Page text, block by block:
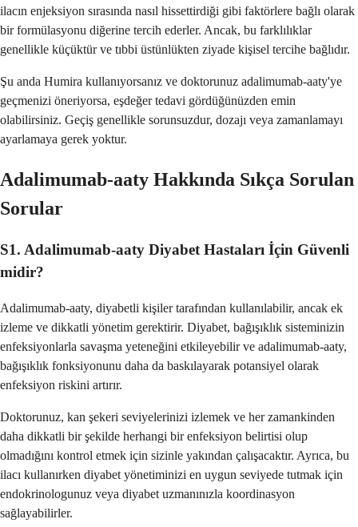
ilacın enjeksiyon sırasında nasıl hissettirdiği gibi faktörlere bağlı olarak
bir formülasyonu diğerine tercih ederler. Ancak, bu farklılıklar
genellikle küçüktür ve tıbbi üstünlükten ziyade kişisel tercihe bağlıdır.
Şu anda Humira kullanıyorsanız ve doktorunuz adalimumab-aaty'ye
geçmenizi öneriyorsa, eşdeğer tedavi gördüğünüzden emin
olabilirsiniz. Geçiş genellikle sorunsuzdur, dozajı veya zamanlamayı
ayarlamaya gerek yoktur.
Adalimumab-aaty Hakkında Sıkça Sorulan
Sorular
S1. Adalimumab-aaty Diyabet Hastaları İçin Güvenli
midir?
Adalimumab-aaty, diyabetli kişiler tarafından kullanılabilir, ancak ek
izleme ve dikkatli yönetim gerektirir. Diyabet, bağışıklık sisteminizin
enfeksiyonlarla savaşma yeteneğini etkileyebilir ve adalimumab-aaty,
bağışıklık fonksiyonunu daha da baskılayarak potansiyel olarak
enfeksiyon riskini artırır.
Doktorunuz, kan şekeri seviyelerinizi izlemek ve her zamankinden
daha dikkatli bir şekilde herhangi bir enfeksiyon belirtisi olup
olmadığını kontrol etmek için sizinle yakından çalışacaktır. Ayrıca, bu
ilacı kullanırken diyabet yönetiminizi en uygun seviyede tutmak için
endokrinologunuz veya diyabet uzmanınızla koordinasyon
sağlayabilirler.